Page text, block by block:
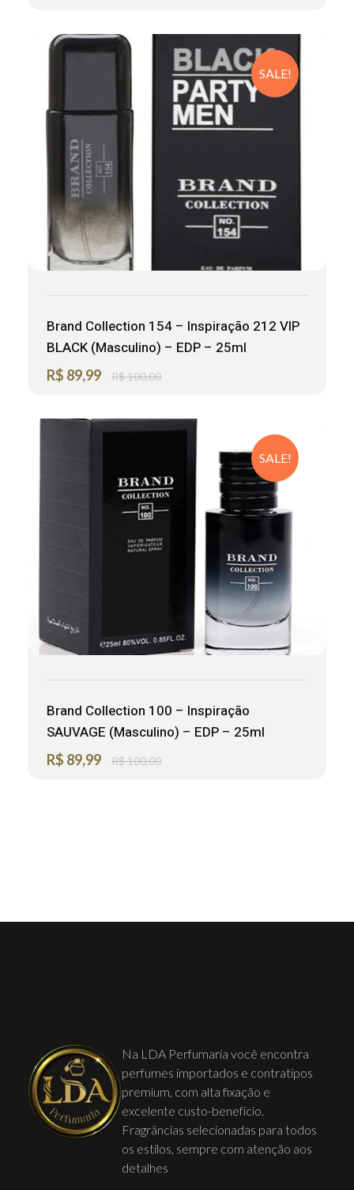
SALE!
Brand Collection 154 – Inspiração 212 VIP
BLACK (Masculino) – EDP – 25ml
R$ 89,99 R$100,00
SALE!
Brand Collection 100 – Inspiração
SAUVAGE (Masculino) – EDP – 25ml
R$ 89,99 R$100,00
Na LDA Perfumaria você encontra
perfumes importados e contratipos
premium, com alta fixação e
excelente custo-benefício.
Fragrâncias selecionadas para todos
os estilos, sempre com atenção aos
detalhes